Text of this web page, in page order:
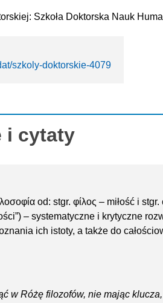
Szkoła Doktorska Nauk
szkoly-doktorskie-4079
i cytaty
od: stgr. φίλος – miłość i
– systematyczne i krytyczne
ich istoty, a także do
w Różę filozofów, nie mając